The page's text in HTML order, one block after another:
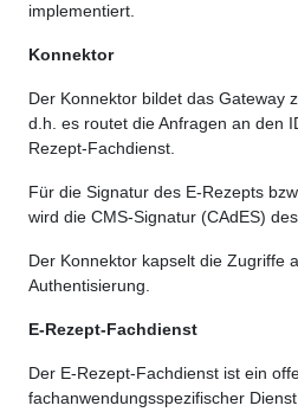
implementiert.
Konnektor
Der Konnektor bildet das Gateway
d.h. es routet die Anfragen an den
Rezept-Fachdienst.
Für die Signatur des E-Rezepts
wird die CMS-Signatur (CAdES)
Der Konnektor kapselt die Zugriffe
Authentisierung.
E-Rezept-Fachdienst
Der E-Rezept-Fachdienst ist ein
fachanwendungsspezifischer